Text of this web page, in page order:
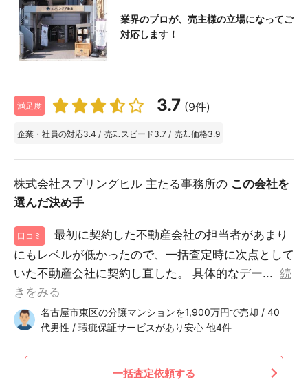
業界のプロが、売主様の立場になってご
対応します！
満足度 3.7 (9件)
企業・社員の対応3.4 / 売却スピード3.7 / 売却価格3.9
株式会社スプリングヒル 主たる事務所の この会社を
選んだ決め手
口コミ
最初に契約した不動産会社の担当者があまり
にもレベルが低かったので、一括査定時に次点として
いた不動産会社に契約し直した。 具体的なデー... 続
きをみる
名古屋市東区の分譲マンションを1,900万円で売却 / 40
代男性 / 瑕疵保証サービスがあり安心 他4件
一括査定依頼する